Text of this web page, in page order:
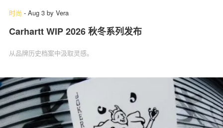
时尚 - Aug 3 by Vera
Carhartt WIP 2026 秋冬系列发布
从品牌历史档案中汲取灵感。